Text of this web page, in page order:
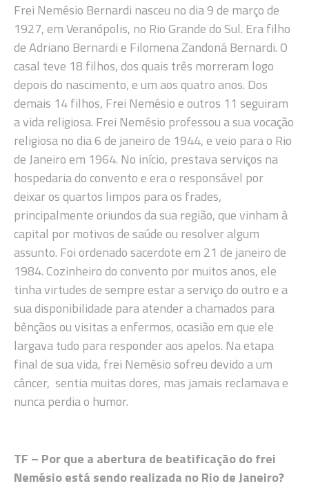
Frei Nemésio Bernardi nasceu no dia 9 de março de
1927, em Veranópolis, no Rio Grande do Sul. Era filho
de Adriano Bernardi e Filomena Zandoná Bernardi. O
casal teve 18 filhos, dos quais três morreram logo
depois do nascimento, e um aos quatro anos. Dos
demais 14 filhos, Frei Nemésio e outros 11 seguiram
a vida religiosa. Frei Nemésio professou a sua vocação
religiosa no dia 6 de janeiro de 1944, e veio para o Rio
de Janeiro em 1964. No início, prestava serviços na
hospedaria do convento e era o responsável por
deixar os quartos limpos para os frades,
principalmente oriundos da sua região, que vinham à
capital por motivos de saúde ou resolver algum
assunto. Foi ordenado sacerdote em 21 de janeiro de
1984. Cozinheiro do convento por muitos anos, ele
tinha virtudes de sempre estar a serviço do outro e a
sua disponibilidade para atender a chamados para
bênçãos ou visitas a enfermos, ocasião em que ele
largava tudo para responder aos apelos. Na etapa
final de sua vida, frei Nemésio sofreu devido a um
câncer, sentia muitas dores, mas jamais reclamava e
nunca perdia o humor.
TF – Por que a abertura de beatificação do frei
Nemésio está sendo realizada no Rio de Janeiro?